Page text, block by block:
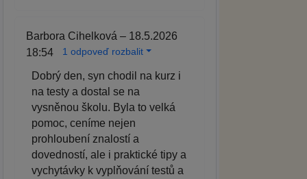
Barbora Cihelková – 18.5.2026
18:54
1 odpoveď rozbalit
Dobrý den, syn chodil na kurz i
na testy a dostal se na
vysněnou školu. Byla to velká
pomoc, ceníme nejen
prohloubení znalostí a
dovedností, ale i praktické tipy a
vychytávky k vyplňování testů a